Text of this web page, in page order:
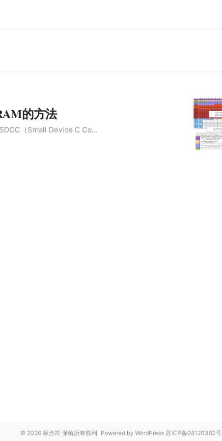
的方法
（Small Device C Co...
© 2026 标点符 保留所有权利 Powered by WordPress 苏ICP备08120382号